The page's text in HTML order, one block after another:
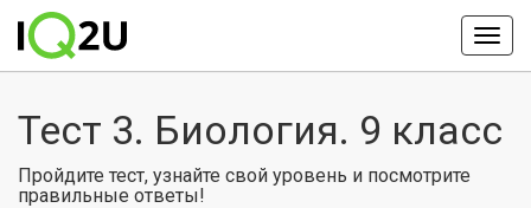
Тест 3. Биология. 9 класс
Пройдите тест, узнайте свой уровень и посмотрите
правильные ответы!